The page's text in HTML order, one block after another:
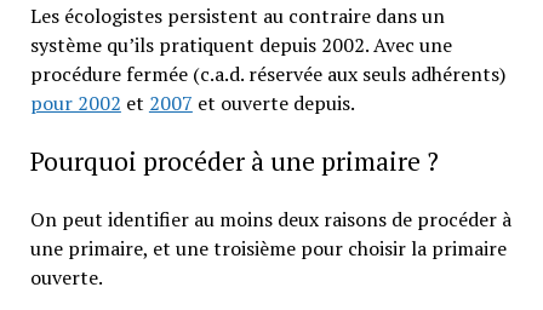
Les écologistes persistent au contraire dans un
système qu’ils pratiquent depuis 2002. Avec une
procédure fermée (c.a.d. réservée aux seuls adhérents)
pour 2002 et 2007 et ouverte depuis.
Pourquoi procéder à une primaire ?
On peut identifier au moins deux raisons de procéder à
une primaire, et une troisième pour choisir la primaire
ouverte.